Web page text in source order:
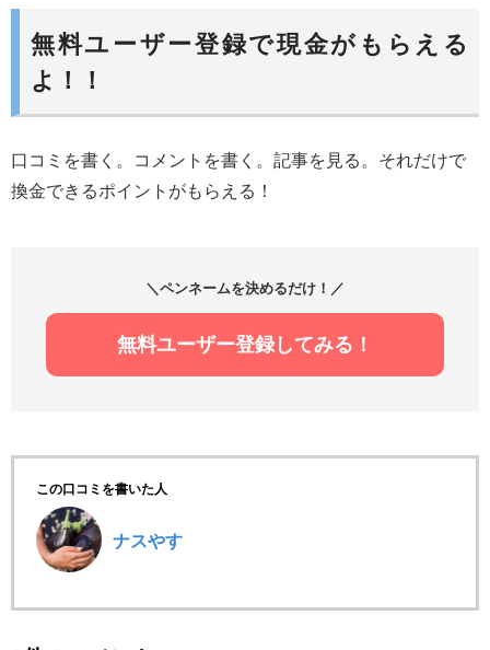
無料ユーザー登録で現金がもらえる
よ！！
口コミを書く。コメントを書く。記事を見る。それだけで
換金できるポイントがもらえる！
＼ペンネームを決めるだけ！／
無料ユーザー登録してみる！
この口コミを書いた人
ナスやす